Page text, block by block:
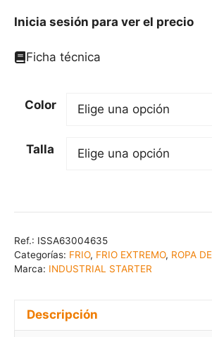
Inicia sesión para ver el precio
Ficha técnica
Color
Talla
Ref.: ISSA63004635
Categorías: FRIO, FRIO EXTREMO, ROPA
Marca: INDUSTRIAL STARTER
Descripción